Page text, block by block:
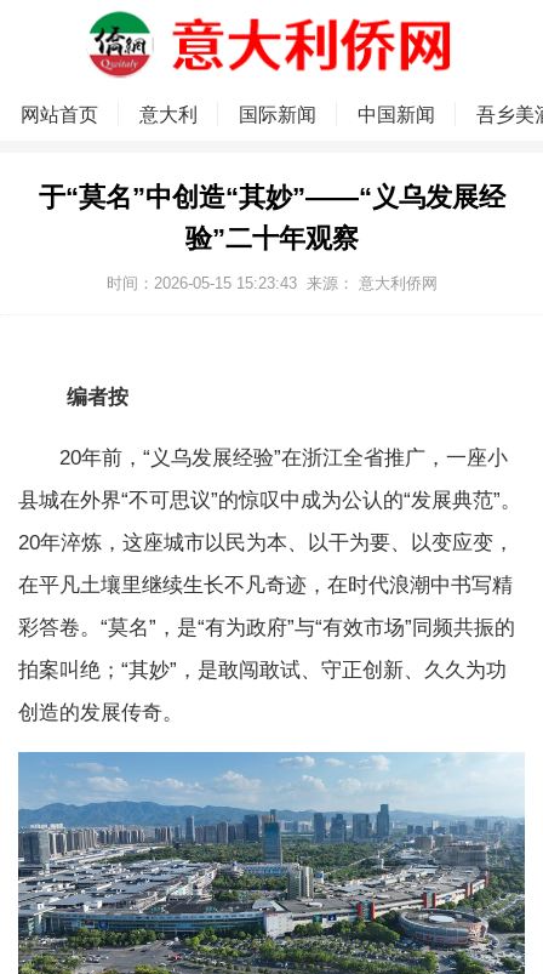
网站首页 意大利 国际新闻 中国新闻 吾乡美
于“莫名”中创造“其妙”——“义乌发展经
验”二十年观察
时间：2026-05-15 15:23:43 来源： 意大利侨网
编者按
20年前，“义乌发展经验”在浙江全省推广，一座小
县城在外界“不可思议”的惊叹中成为公认的“发展典范”。
20年淬炼，这座城市以民为本、以干为要、以变应变，
在平凡土壤里继续生长不凡奇迹，在时代浪潮中书写精
彩答卷。“莫名”，是“有为政府”与“有效市场”同频共振的
拍案叫绝；“其妙”，是敢闯敢试、守正创新、久久为功
创造的发展传奇。